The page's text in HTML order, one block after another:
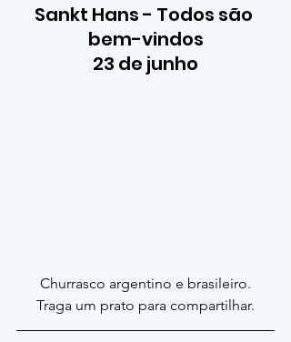
Sankt Hans - Todos são
bem-vindos
23 de junho
Churrasco argentino e brasileiro.
Traga um prato para compartilhar.